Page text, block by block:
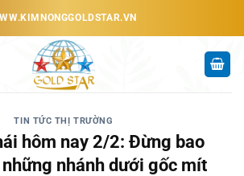
TIN TỨC THỊ TRƯỜNG
hôm nay 2/2: Đừng bao
nhánh dưới gốc mít